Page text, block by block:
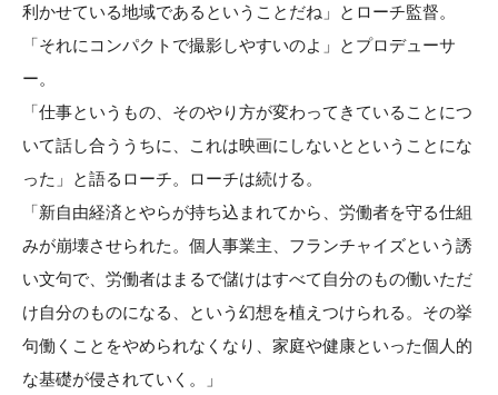
利かせている地域であるということだね」とローチ監督。
「それにコンパクトで撮影しやすいのよ」とプロデューサ
ー。
「仕事というもの、そのやり方が変わってきていることにつ
いて話し合ううちに、これは映画にしないとということにな
った」と語るローチ。ローチは続ける。
「新自由経済とやらが持ち込まれてから、労働者を守る仕組
みが崩壊させられた。個人事業主、フランチャイズという誘
い文句で、労働者はまるで儲けはすべて自分のもの働いただ
け自分のものになる、という幻想を植えつけられる。その挙
句働くことをやめられなくなり、家庭や健康といった個人的
な基礎が侵されていく。」